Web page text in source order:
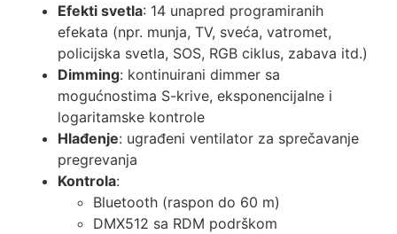
Efekti svetla: 14 unapred programiranih
efekata (npr. munja, TV, sveća, vatromet,
policijska svetla, SOS, RGB ciklus, zabava itd.)
Dimming: kontinuirani dimmer sa
mogućnostima S-krive, eksponencijalne i
logaritamske kontrole
Hlađenje: ugrađeni ventilator za sprečavanje
pregrevanja
Kontrola:
Bluetooth (raspon do 60 m)
DMX512 sa RDM podrškom